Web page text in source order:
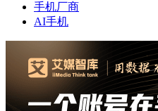
手机厂商
AI手机